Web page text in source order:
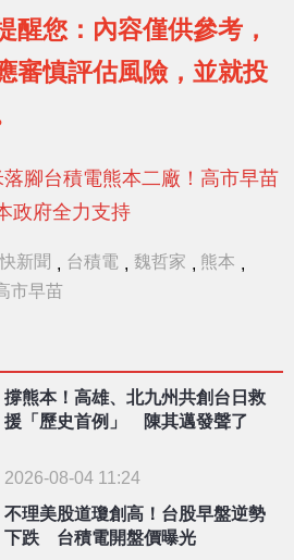
醒您：內容僅供參考，
審慎評估風險，並就投
落腳台積電熊本二廠！高市早苗
政府全力支持
快新聞 , 台積電 , 魏哲家 , 熊本 ,
市早苗
撐熊本！高雄、北九州共創台日救
援「歷史首例」 陳其邁發聲了
2026-08-04 11:24
不理美股道瓊創高！台股早盤逆勢
下跌 台積電開盤價曝光